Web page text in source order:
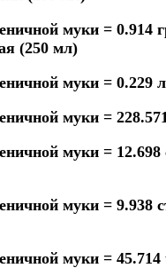
муки = 0.914
(250 мл)
муки = 0.229
муки =
муки = 12.698
муки = 9.938
муки =